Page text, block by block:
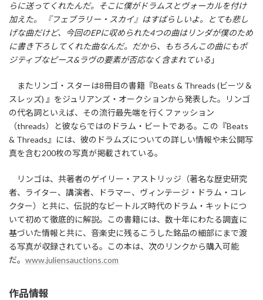
らに送ってくれたんだ。そこに僕がドラムスとヴォーカルを付け
加えた。 『フェブラリー・スカイ』はすばらしいよ。とても悲し
げな曲だけど、今回のEPに収められた4つの曲はリンダが僕のため
に書き下ろしてくれた曲なんだ。だから、もちろんこの曲にもポ
ジティブなピース&ラヴの要素が否応なく含まれている 」
またリンゴ・スターは8冊目の書籍『Beats & Threads (ビーツ＆
スレッズ) 』をジュリアンズ・オークションから発表した。リンゴ
の代名詞といえば、その流行最先端を行くファッション
（threads）と彼ならではのドラム・ビートである。この『Beats
& Threads』には、彼のドラムズについての詳しい情報や未公開写
真を含む200枚の写真が掲載されている。
リンゴは、共著者のゲイリー・アストリッジ（著名な歴史研究
者、ライター、講演者、ドラマー、ヴィンテージ・ドラム・コレ
クター）と共に、伝説的なビートルズ時代のドラム・キットにつ
いて初めて徹底的に解説。この書籍には、数十年にわたる調査に
基づいた情報と共に、音楽史に残るこうした銘品の細部にまで渡
る写真が収録されている。この本は、次のリンクから購入可能
だ。 www.juliensauctions.com
作品情報